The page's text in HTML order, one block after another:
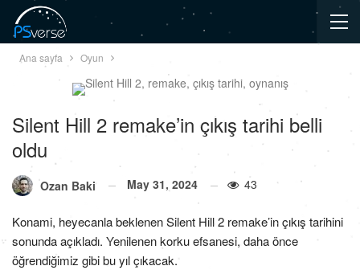
Ana sayfa Oyun
Silent Hill 2 remake’in çıkış tarihi belli
oldu
Ozan Baki May 31, 2024 43
Konami, heyecanla beklenen Silent Hill 2 remake’in çıkış tarihini
sonunda açıkladı. Yenilenen korku efsanesi, daha önce
öğrendiğimiz gibi bu yıl çıkacak.